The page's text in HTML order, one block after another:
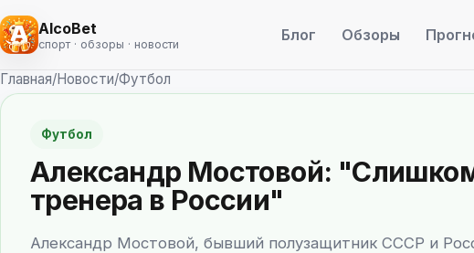
AlcoBet
спорт · обзоры · новости Блог Обзоры
Главная/Новости/Футбол
Футбол
Александр Мостовой:
тренера в России"
Александр Мостовой, бывший полузащитник СССР и